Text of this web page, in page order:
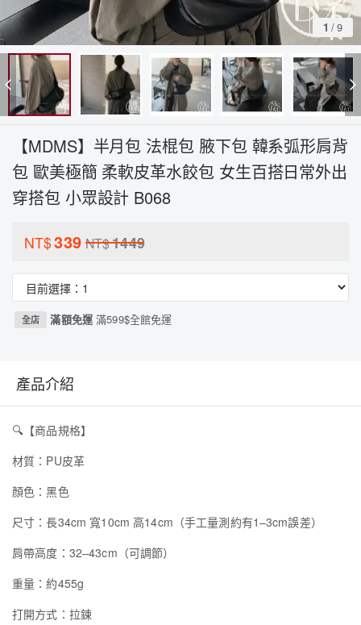
1 /9
【MDMS】半月包 法棍包 腋下包 韓系弧形肩背
包 歐美極簡 柔軟皮革水餃包 女生百搭日常外出
穿搭包 小眾設計 B068
NT$339 NT$1449
全店 滿額免運滿599$全館免運
產品介紹
🔍 【商品規格】
材質：PU皮革
顏色：黑色
尺寸：長34cm 寬10cm 高14cm（手工量測約有1–3cm誤差）
肩帶高度：32–43cm（可調節）
重量：約455g
打開方式：拉鍊